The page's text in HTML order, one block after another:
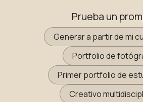
Prueba un
Generar a partir de mi
Portfolio de
Primer portfolio de
Creativo